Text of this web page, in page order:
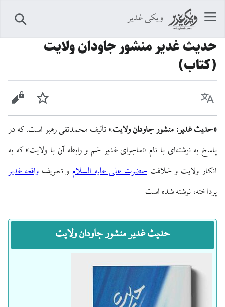
ویکی غدیر
حدیث غدیر منشور جاودان ولایت
(کتاب)
زبان پیگیری
«حديث غدير: منشور جاودان ولايت» تألیف محمدتقى رهبر است. که در
پاسخ به نوشته‌اى با نام «ماجراى غدير خم و رابطه آن با ولايت» كه به
انكار ولايت و خلافتحضرت على علیه السلام و تحريفواقعه غدير
پرداخته، نوشته شده است
حدیث غدیر منشور جاودان ولایت